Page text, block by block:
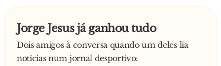
dele com tudo o que encontra à mão: vassoura,
correm para tirar o desgraçado daquela
confusão e a mulher, muito irritada a praguejar
por tudo quanto é sítio, continua a atirar-lhe
Jorge Jesus já ganhou tudo
Dois amigos à conversa quando um deles lia
noticias num jornal desportivo: